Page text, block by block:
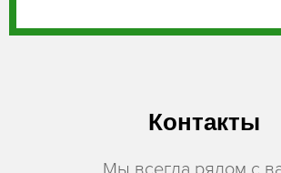
Контакты
Мы всегда рядом с